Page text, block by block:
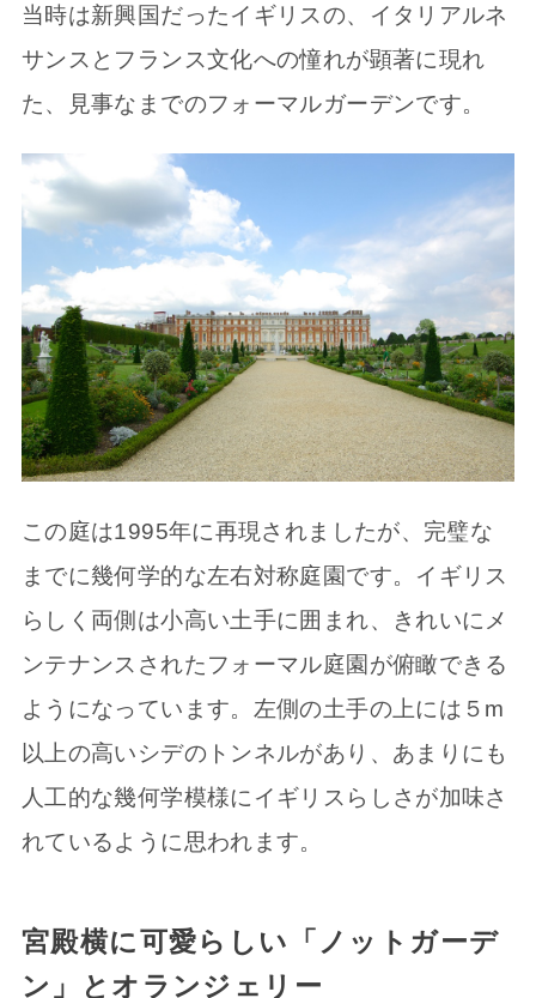
当時は新興国だったイギリスの、イタリアルネ
サンスとフランス文化への憧れが顕著に現れ
た、見事なまでのフォーマルガーデンです。
この庭は1995年に再現されましたが、完璧な
までに幾何学的な左右対称庭園です。イギリス
らしく両側は小高い土手に囲まれ、きれいにメ
ンテナンスされたフォーマル庭園が俯瞰できる
ようになっています。左側の土手の上には５m
以上の高いシデのトンネルがあり、あまりにも
人工的な幾何学模様にイギリスらしさが加味さ
れているように思われます。
宮殿横に可愛らしい「ノットガーデ
ン」とオランジェリー